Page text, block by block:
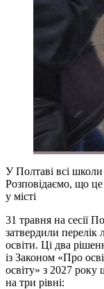
У Полтаві всі школи
Розповідаємо, що це
у місті
31 травня на сесії
затвердили перелік
освіти. Ці два
із Законом «Про
освіту» з 2027 року
на три рівні: